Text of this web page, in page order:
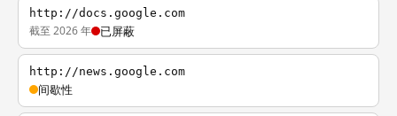
http://docs.google.com
截至 2026 年 已屏蔽
http://news.google.com
间歇性